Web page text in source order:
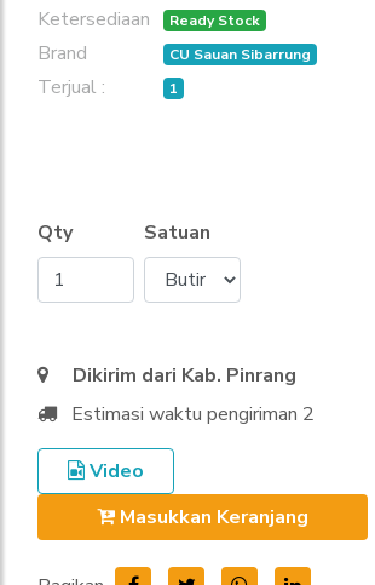
Ketersediaan
Ready Stock
Brand CU Sauan Sibarrung
Terjual : 1
Qty Satuan
Dikirim dari Kab. Pinrang
Estimasi waktu pengiriman 2
Video
Masukkan Keranjang